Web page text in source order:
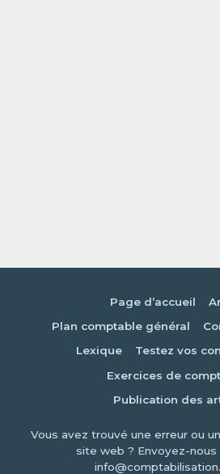
Page d’accueil
Plan comptable général
Lexique
Testez vos
Exercices de
Publication des
Vous avez trouvé une erreur ou
site web ? Envoyez-nous